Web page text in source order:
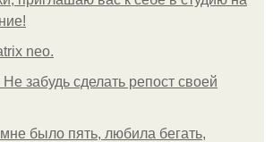
neo.
забудь сделать репост своей
было пять, любила бегать,